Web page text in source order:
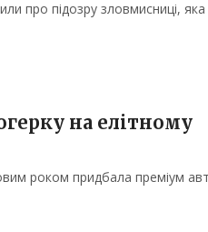
про підозру зловмисниці, яка
на елітному
роком придбала преміум